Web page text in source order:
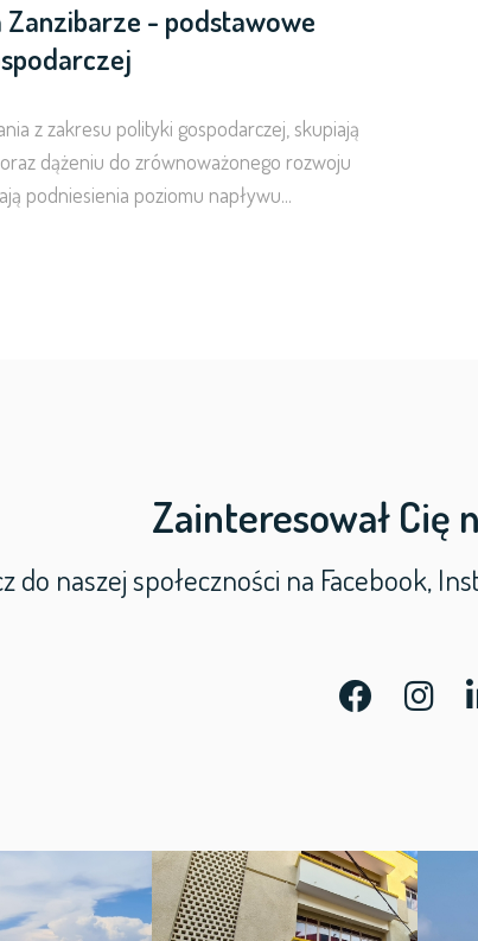
- podstawowe
z zakresu polityki gospodarczej, skupiają
dążeniu do zrównoważonego rozwoju
podniesienia poziomu napływu...
Zainteresował Cię
do naszej społeczności na Facebook,